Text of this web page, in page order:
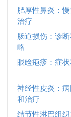
肥厚性鼻炎：慢
治疗
肠道损伤：诊
略
眼睑疱疹：症
神经性皮炎：
和治疗
结节性淋巴组